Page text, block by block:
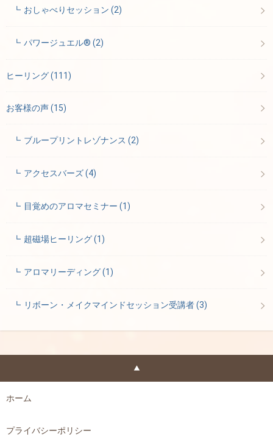
おしゃべりセッション(2)
パワージュエル®(2)
ヒーリング(111)
お客様の声(15)
ブループリントレゾナンス(2)
アクセスバーズ(4)
目覚めのアロマセミナー(1)
超磁場ヒーリング(1)
アロマリーディング(1)
リボーン・メイクマインドセッション受講者(3)
ホーム
プライバシーポリシー